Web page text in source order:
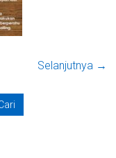
Selanjutnya →